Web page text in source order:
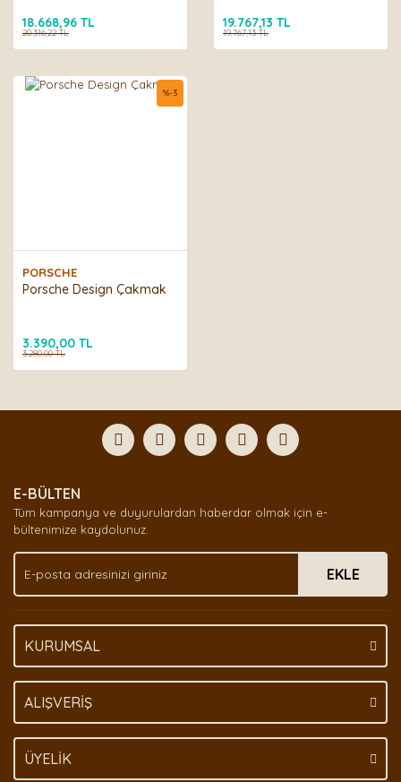
18.668,96 TL
20.316,22 TL
19.767,13 TL
19.767,13 TL
PORSCHE
Porsche Design Çakmak
%-3
3.390,00 TL
3.280,00 TL
E-BÜLTEN
Tüm kampanya ve duyurulardan haberdar olmak için e-
bültenimize kaydolunuz.
EKLE
KURUMSAL
ALIŞVERİŞ
ÜYELİK